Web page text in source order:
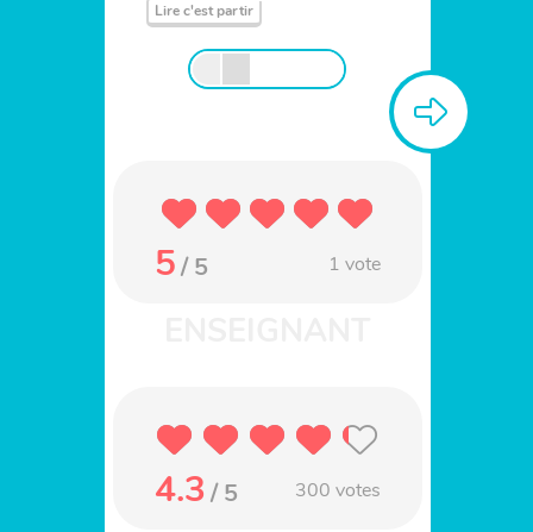
Lire c'est partir
5/ 5 1 vote
4.3 / 5 300 votes